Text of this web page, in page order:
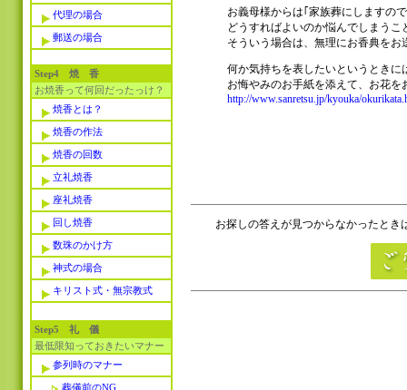
代理の場合
郵送の場合
Step4 焼 香
お焼香って何回だったっけ？
焼香とは？
焼香の作法
焼香の回数
立礼焼香
座礼焼香
回し焼香
数珠のかけ方
神式の場合
キリスト式・無宗教式
Step5 礼 儀
最低限知っておきたいマナー
参列時のマナー
葬儀前のNG
お義母様からは｢家族葬にしますの
どうすればよいのか悩んでしまうこ
そういう場合は、無理にお香典を
何か気持ちを表したいというときに
お悔やみのお手紙を添えて、お花
http://www.sanretsu.jp/kyouka/
お探しの答えが見つからなかったとき